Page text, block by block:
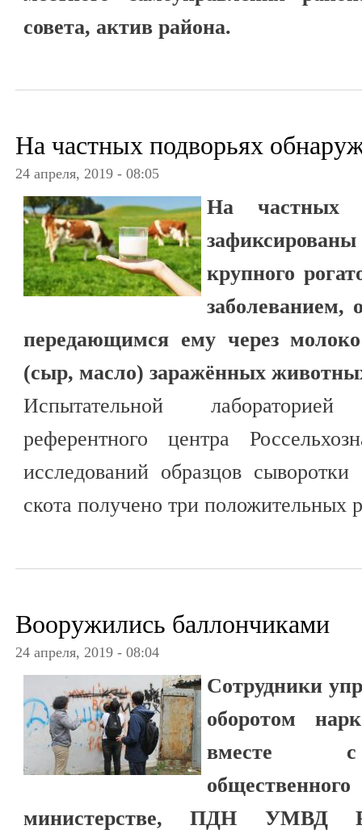
совета, актив района.
На частных подворьях
24 апреля, 2019 - 08:05
На частных
крупного
заболеванием,
передающимся ему через
(сыр, масло) заражённых
Испытательной лабораторией
референтного центра
исследований образцов
скота получено три положительных
Вооружились баллончиками
24 апреля, 2019 - 08:04
Сотрудники
оборотом
вместе с
министерстве, ПДН УМВД